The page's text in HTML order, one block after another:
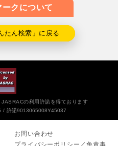
クについて
たん検索」に戻る
の利用許諾を得ております
許諾9013065008Y45037
お問い合わせ
プライバシーポリシー／免責事